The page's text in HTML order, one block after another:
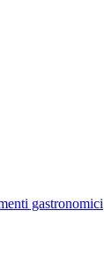
gastronomici